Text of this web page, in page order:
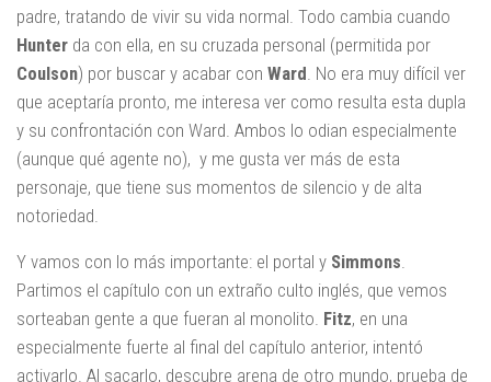
padre, tratando de vivir su vida normal. Todo cambia cuando
Hunter da con ella, en su cruzada personal (permitida por
Coulson) por buscar y acabar con Ward . No era muy difícil ver
que aceptaría pronto, me interesa ver como resulta esta dupla
y su confrontación con Ward. Ambos lo odian especialmente
(aunque qué agente no), y me gusta ver más de esta
personaje, que tiene sus momentos de silencio y de alta
notoriedad.
Y vamos con lo más importante: el portal y Simmons.
Partimos el capítulo con un extraño culto inglés, que vemos
sorteaban gente a que fueran al monolito. Fitz, en una
especialmente fuerte al final del capítulo anterior, intentó
activarlo. Al sacarlo, descubre arena de otro mundo, prueba de